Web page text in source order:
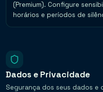
(Premium). Configure
horários e períodos de
Dados e Privacidade
Segurança dos seus dados